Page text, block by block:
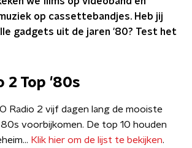
op cassettebandjes. Heb jij
gadgets uit de jaren '80? Test het
2 Top '80s
Radio 2 vijf dagen lang de mooiste
voorbijkomen. De top 10 houden
Klik hier om de lijst te bekijken.